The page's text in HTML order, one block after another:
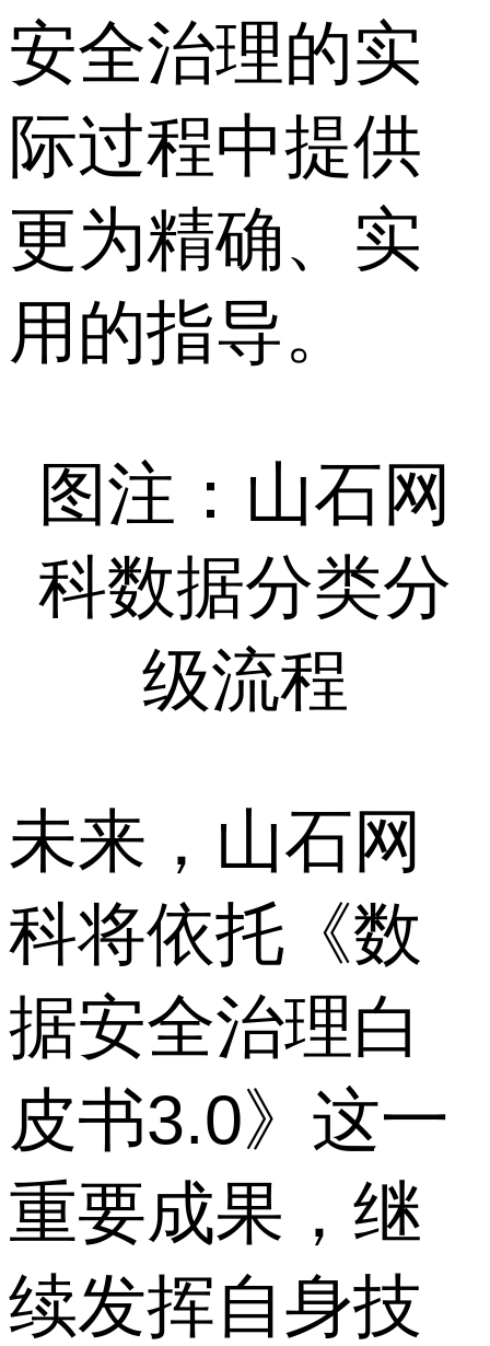
安全治理的实
际过程中提供
更为精确、实
用的指导。
图注：山石网
科数据分类分
级流程
未来，山石网
科将依托《数
据安全治理白
皮书3.0》这一
重要成果，继
续发挥自身技